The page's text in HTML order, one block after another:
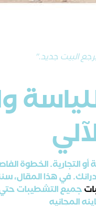
البيت جديد."
التجارية. الخطوة
في هذا المقال،
جميع التشطيبات